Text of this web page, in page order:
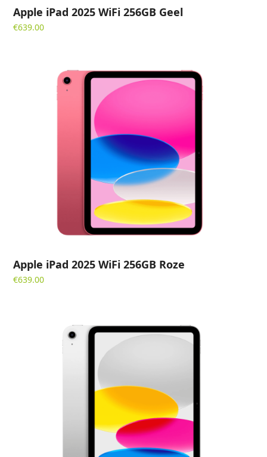
Apple iPad 2025 WiFi 256GB Geel
€639.00
Apple iPad 2025 WiFi 256GB Roze
€639.00